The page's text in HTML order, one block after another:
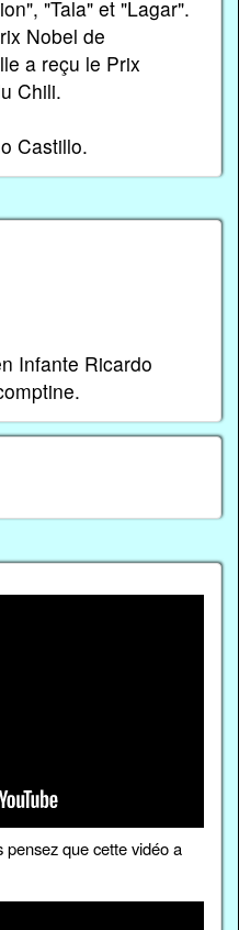
"Tala" et "Lagar".
Nobel de
a reçu le Prix
Chili.
Castillo.
Infante Ricardo
que cette vidéo a